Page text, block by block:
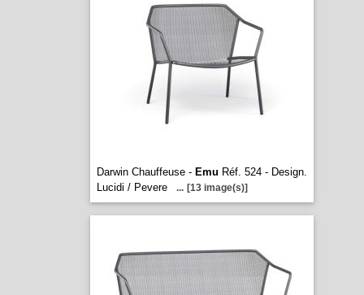
Darwin Chauffeuse - Emu Réf. 524 - Design.
Lucidi / Pevere
... [13 image(s)]